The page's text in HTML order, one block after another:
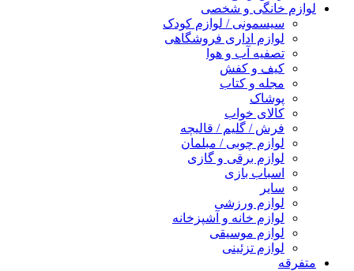
لوازم خانگی و شخصی
سیسمونی / لوازم کودک
لوازم اداری فروشگاهی
تصفیه آب و هوا
کیف و کفش
مجله و کتاب
پوشاک
کالای خواب
فرش / گلیم / قالیچه
لوازم چوبی / مبلمان
لوازم برقی و گازی
اسباب بازی
سایر
لوازم ورزشی
لوازم خانه و آشپزخانه
لوازم موسیقی
لوازم تزئینی
متفرقه